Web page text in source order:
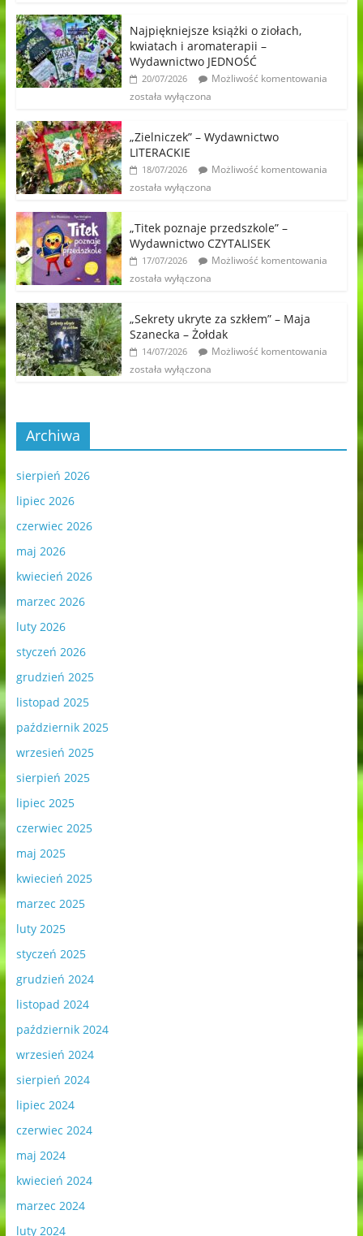
Najpiękniejsze książki o ziołach,
kwiatach i aromaterapii –
Wydawnictwo JEDNOŚĆ
20/07/2026
Możliwość komentowania
została wyłączona
„Zielniczek” – Wydawnictwo
LITERACKIE
18/07/2026
Możliwość komentowania
została wyłączona
„Titek poznaje przedszkole” –
Wydawnictwo CZYTALISEK
17/07/2026
Możliwość komentowania
została wyłączona
„Sekrety ukryte za szkłem” – Maja
Szanecka – Żołdak
14/07/2026
Możliwość komentowania
została wyłączona
Archiwa
sierpień 2026
lipiec 2026
czerwiec 2026
maj 2026
kwiecień 2026
marzec 2026
luty 2026
styczeń 2026
grudzień 2025
listopad 2025
październik 2025
wrzesień 2025
sierpień 2025
lipiec 2025
czerwiec 2025
maj 2025
kwiecień 2025
marzec 2025
luty 2025
styczeń 2025
grudzień 2024
listopad 2024
październik 2024
wrzesień 2024
sierpień 2024
lipiec 2024
czerwiec 2024
maj 2024
kwiecień 2024
marzec 2024
luty 2024